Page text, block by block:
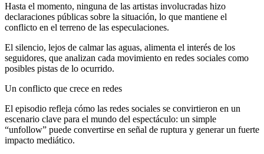
Hasta el momento, ninguna de las artistas involucradas hizo
declaraciones públicas sobre la situación, lo que mantiene el
conflicto en el terreno de las especulaciones.
El silencio, lejos de calmar las aguas, alimenta el interés de los
seguidores, que analizan cada movimiento en redes sociales como
posibles pistas de lo ocurrido.
Un conflicto que crece en redes
El episodio refleja cómo las redes sociales se convirtieron en un
escenario clave para el mundo del espectáculo: un simple
“unfollow” puede convertirse en señal de ruptura y generar un fuerte
impacto mediático.